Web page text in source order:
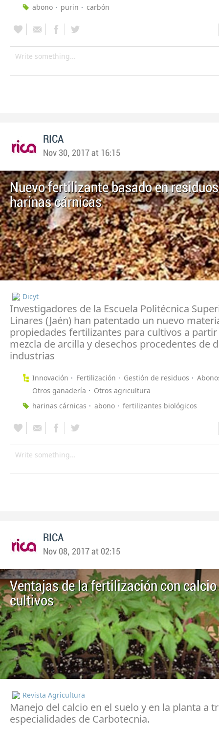
abono
purin carbón
RICA
Nov 30, 2017 at 16:15
Nuevo fertilizante basado en
harinas cárnicas
Dicyt
Investigadores de la Escuela Politécnica
Linares (Jaén) han patentado un nuevo
propiedades fertilizantes para cultivos a partir
mezcla de arcilla y desechos procedentes de
industrias
Innovación Fertilización Gestión de residuos
Otros ganadería
Otros agricultura
harinas cárnicas
abono fertilizantes biológicos
RICA
Nov 08, 2017 at 02:15
Ventajas de la fertilización con calcio
cultivos
Revista Agricultura
Manejo del calcio en el suelo y en la planta a
especialidades de Carbotecnia.